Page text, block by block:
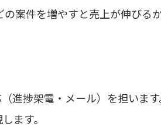
案件を増やすと売上が伸びる
進捗架電・メール）を担いま
ます。